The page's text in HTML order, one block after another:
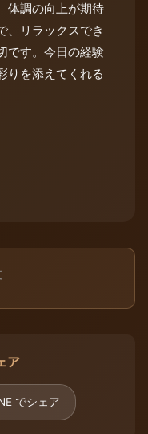
体調の向上が期待
、リラックスでき
です。今日の経験
りを添えてくれる
ア
でシェア